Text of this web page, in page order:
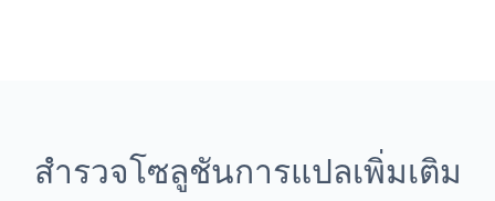
สำรวจโซลูชันการแปลเพิ่มเติม